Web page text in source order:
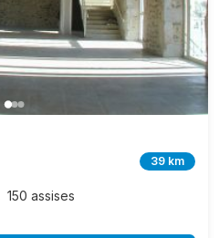
39 km
150 assises